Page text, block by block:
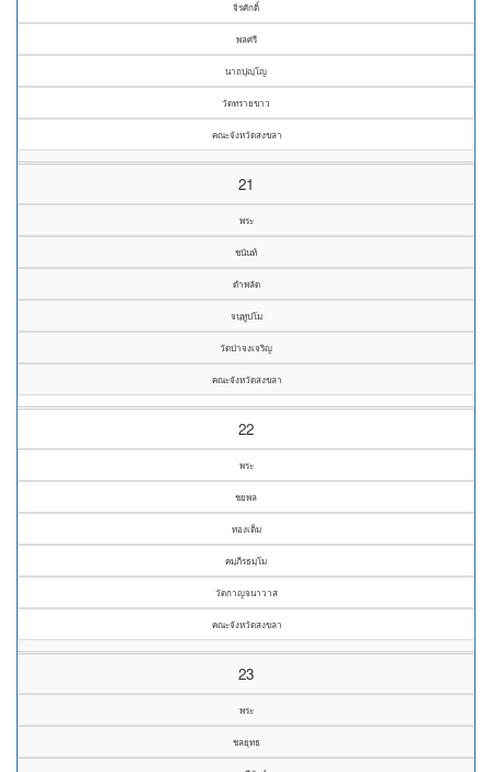
จิรศักดิ์
พลศรี
นาถปุญฺโญ
วัดทรายขาว
คณะจังหวัดสงขลา
21
พระ
ชนันท์
ดำพลัด
จนฺทูปโม
วัดป่าจงเจริญ
คณะจังหวัดสงขลา
22
พระ
ชยพล
ทองเต็ม
คมฺภีรธมฺโม
วัดกาญจนาวาส
คณะจังหวัดสงขลา
23
พระ
ชลยุทธ